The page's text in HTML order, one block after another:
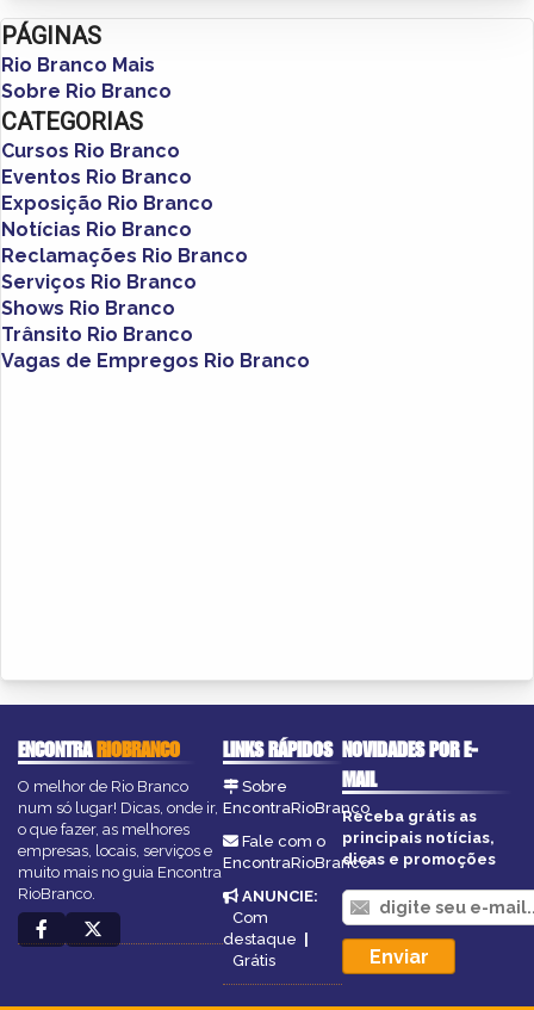
PÁGINAS
Rio Branco Mais
Sobre Rio Branco
CATEGORIAS
Cursos Rio Branco
Eventos Rio Branco
Exposição Rio Branco
Notícias Rio Branco
Reclamações Rio Branco
Serviços Rio Branco
Shows Rio Branco
Trânsito Rio Branco
Vagas de Empregos Rio Branco
ENCONTRARIOBRANCO
O melhor de Rio Branco
num só lugar! Dicas, onde ir,
o que fazer, as melhores
empresas, locais, serviços e
muito mais no guia Encontra
RioBranco.
LINKS RÁPIDOS
Sobre
EncontraRioBranco
Fale com o
EncontraRioBranco
ANUNCIE:
Com
destaque
Grátis
NOVIDADES POR E-
MAIL
Receba grátis as
principais notícias,
dicas e promoções